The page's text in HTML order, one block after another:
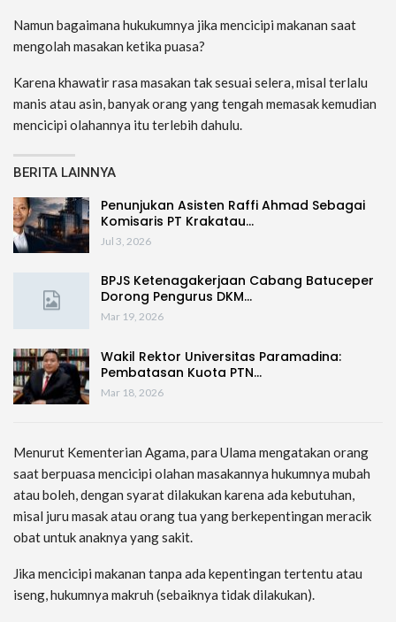
Namun bagaimana hukukumnya jika mencicipi makanan saat
mengolah masakan ketika puasa?
Karena khawatir rasa masakan tak sesuai selera, misal terlalu
manis atau asin, banyak orang yang tengah memasak kemudian
mencicipi olahannya itu terlebih dahulu.
BERITA LAINNYA
Penunjukan Asisten Raffi Ahmad Sebagai
Komisaris PT Krakatau…
Jul 3, 2026
BPJS Ketenagakerjaan Cabang Batuceper
Dorong Pengurus DKM…
Mar 19, 2026
Wakil Rektor Universitas Paramadina:
Pembatasan Kuota PTN…
Mar 18, 2026
Menurut Kementerian Agama, para Ulama mengatakan orang
saat berpuasa mencicipi olahan masakannya hukumnya mubah
atau boleh, dengan syarat dilakukan karena ada kebutuhan,
misal juru masak atau orang tua yang berkepentingan meracik
obat untuk anaknya yang sakit.
Jika mencicipi makanan tanpa ada kepentingan tertentu atau
iseng, hukumnya makruh (sebaiknya tidak dilakukan).